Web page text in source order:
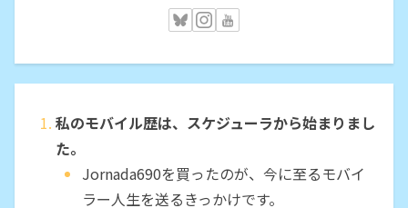
私のモバイル歴は、スケジューラから始まりまし
た。
Jornada690を買ったのが、今に至るモバイ
ラー人生を送るきっかけです。